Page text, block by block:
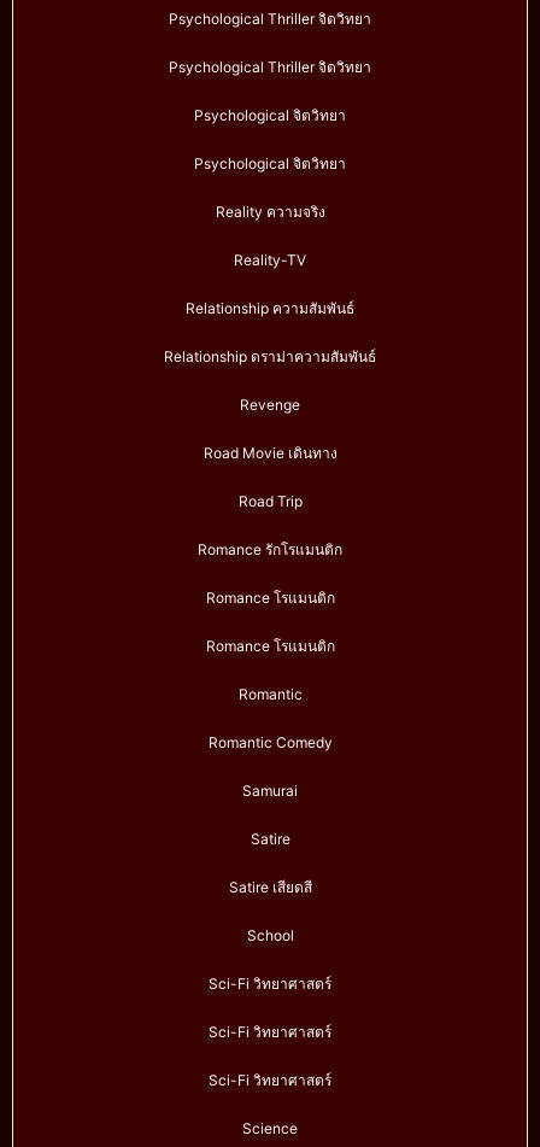
Psychological Thriller จิตวิทยา
Psychological Thriller จิตวิทยา
Psychological จิตวิทยา
Psychological จิตวิทยา
Reality ความจริง
Reality-TV
Relationship ความสัมพันธ์
Relationship ดราม่าความสัมพันธ์
Revenge
Road Movie เดินทาง
Road Trip
Romance รักโรแมนติก
Romance โรแมนติก
Romance โรแมนติก
Romantic
Romantic Comedy
Samurai
Satire
Satire เสียดสี
School
Sci-Fi วิทยาศาสตร์
Sci-Fi วิทยาศาสตร์
Sci-Fi วิทยาศาสตร์
Science